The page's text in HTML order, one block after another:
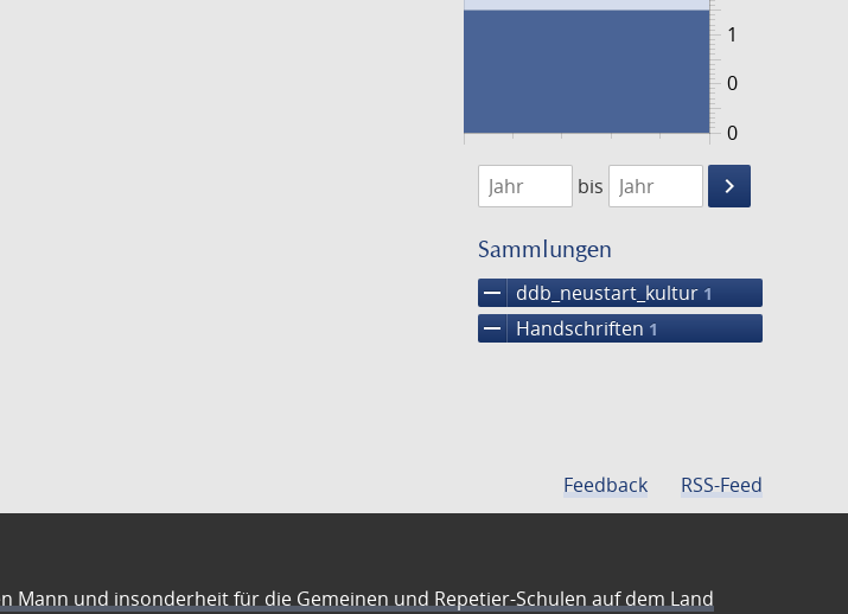
0
0
1
1474
1475
bis
keyboard_arrow_right
Suche
Sammlungen
remove ddb_neustart_kultur 1
remove Handschriften 1
Feedback RSS-Feed
Mann und insonderheit für die Gemeinen und Repetier-Schulen auf dem Land